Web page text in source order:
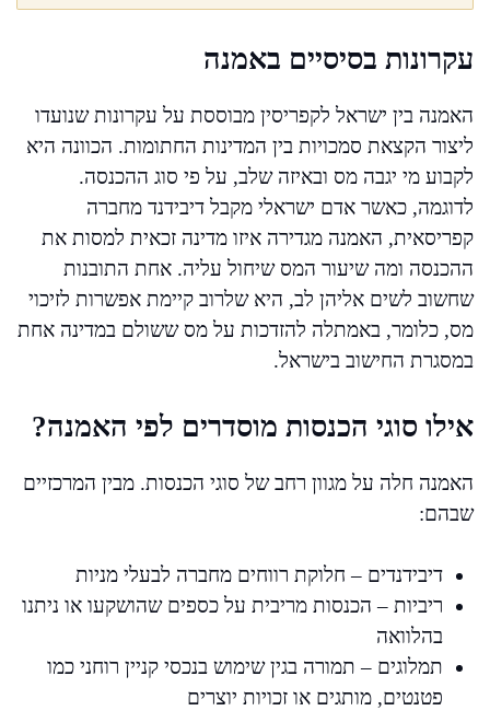
עקרונות בסיסיים באמנה
האמנה בין ישראל לקפריסין מבוססת על עקרונות שנועדו
ליצור הקצאת סמכויות בין המדינות החתומות. הכוונה היא
לקבוע מי יגבה מס ובאיזה שלב, על פי סוג ההכנסה.
לדוגמה, כאשר אדם ישראלי מקבל דיבידנד מחברה
קפריסאית, האמנה מגדירה איזו מדינה זכאית למסות את
ההכנסה ומה שיעור המס שיחול עליה. אחת התובנות
שחשוב לשים אליהן לב, היא שלרוב קיימת אפשרות לזיכוי
מס, כלומר, באמתלה להזדכות על מס ששולם במדינה אחת
במסגרת החישוב בישראל.
אילו סוגי הכנסות מוסדרים לפי האמנה?
האמנה חלה על מגוון רחב של סוגי הכנסות. מבין המרכזיים
שבהם:
דיבידנדים – חלוקת רווחים מחברה לבעלי מניות
ריביות – הכנסות מריבית על כספים שהושקעו או ניתנו
בהלוואה
תמלוגים – תמורה בגין שימוש בנכסי קניין רוחני כמו
פטנטים, מותגים או זכויות יוצרים